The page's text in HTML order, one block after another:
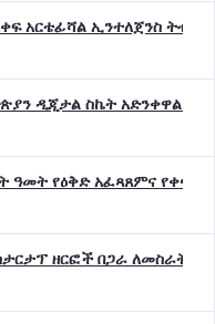
አርቴፊሻል ኢንተለጀንስ
ዲጂታል ስኬት አድንቀዋል
ዓመት የዕቅድ አፈጻጸምና
ዘርፎች በጋራ ለመስራት